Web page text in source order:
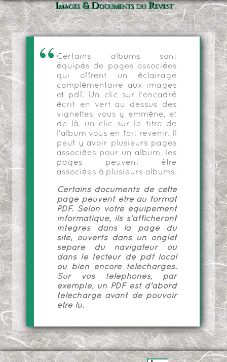
Images & Documents du Revest
Certains albums sont
équipés de pages associées
qui offrent un éclairage
complémentaire aux images
et pdf. Un clic sur l'encadré
écrit en vert au dessus des
vignettes vous y emmène, et
de là, un clic sur le titre de
l'album vous en fait revenir. Il
peut y avoir plusieurs pages
associées pour un album, les
pages peuvent être
associées à plusieurs albums.
Certains documents de cette
page peuvent être au format
PDF. Selon votre équipement
informatique, ils s'afficheront
intégrés dans la page du
site, ouverts dans un onglet
séparé du navigateur ou
dans le lecteur de pdf local
ou bien encore téléchargés.
Sur vos téléphones, par
exemple, un PDF est d'abord
téléchargé avant de pouvoir
être lu.